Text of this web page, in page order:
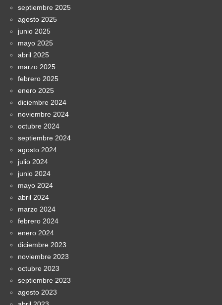
septiembre 2025
agosto 2025
junio 2025
mayo 2025
abril 2025
marzo 2025
febrero 2025
enero 2025
diciembre 2024
noviembre 2024
octubre 2024
septiembre 2024
agosto 2024
julio 2024
junio 2024
mayo 2024
abril 2024
marzo 2024
febrero 2024
enero 2024
diciembre 2023
noviembre 2023
octubre 2023
septiembre 2023
agosto 2023